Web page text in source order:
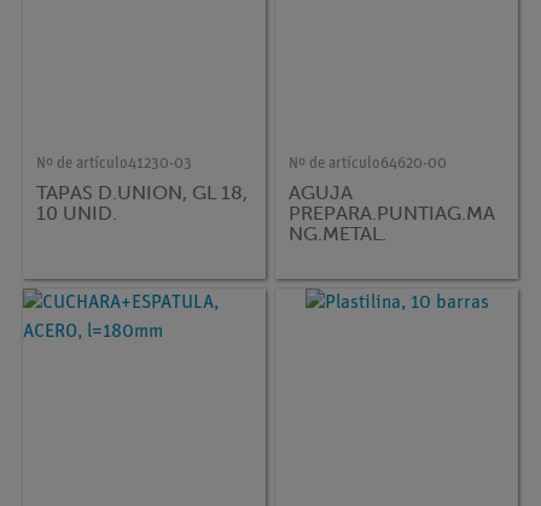
Nº de artículo41230-03
TAPAS D.UNION, GL 18,
10 UNID.
Nº de artículo64620-00
AGUJA
PREPARA.PUNTIAG.MA
NG.METAL.